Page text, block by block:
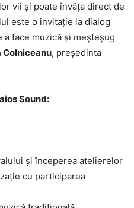
vii și poate învăța direct de
este o invitație la dialog
face muzică și meșteșug
Colniceanu, președinta
Sound:
și începerea atelierelor
cu participarea